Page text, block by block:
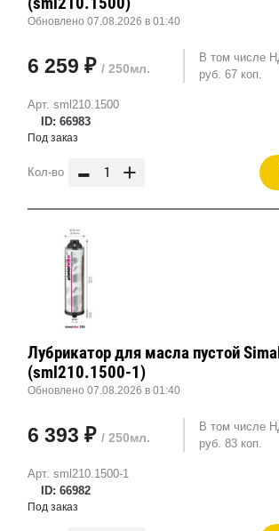
Арт. sml210.1500
ID: 66983
Обновлено 07.08.2026 в 01:40
6 259 ₽ / 250мл.
В том числе
руб. 67 коп.
Под заказ
Кол-во - +
Арт. sml210.1500-1
ID: 66982
Лубрикатор для масла пустой
(sml210.1500-1)
Обновлено 07.08.2026 в 01:40
6 393 ₽ / 250мл.
В том числе
руб. 83 коп.
Под заказ